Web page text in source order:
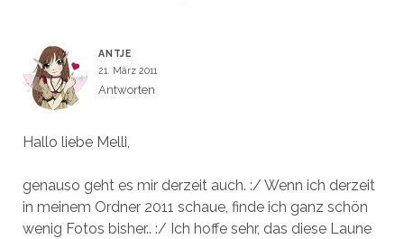
ANTJE
21. März 2011
Antworten
Hallo liebe Melli,
genauso geht es mir derzeit auch. :/ Wenn ich derzeit
in meinem Ordner 2011 schaue, finde ich ganz schön
wenig Fotos bisher.. :/ Ich hoffe sehr, das diese Laune